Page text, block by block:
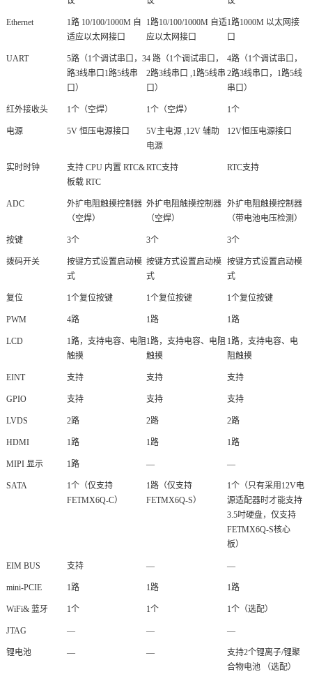
Ethernet
1路 10/100/1000M 自
适应以太网接口
1路10/100/1000M 自适
应以太网接口
1路1000M 以太网接
口
UART
5路（1个调试串口，3
路3线串口1路5线串
口）
4 路（1个调试串口，
2路3线串口 ,1路5线串
口）
4路（1个调试串口，
2路3线串口，1路5线
串口）
红外接收头 1个（空焊） 1个（空焊） 1个
电源 5V 恒压电源接口
5V主电源 ,12V 辅助
电源
12V恒压电源接口
实时时钟 支持 CPU 内置 RTC&
板载 RTC
RTC支持 RTC支持
ADC
外扩电阻触摸控制器
（空焊）
外扩电阻触摸控制器
（空焊）
外扩电阻触摸控制器
（带电池电压检测）
按键 3个 3个 3个
拨码开关
按键方式设置启动模
式
按键方式设置启动模
式
按键方式设置启动模
式
复位 1个复位按键 1个复位按键 1个复位按键
PWM 4路 1路 1路
LCD
1路，支持电容、电阻
触摸
1路，支持电容、电阻
触摸
1路，支持电容、电
阻触摸
EINT 支持 支持 支持
GPIO 支持 支持 支持
LVDS 2路 2路 2路
HDMI 1路 1路 1路
MIPI 显示 1路 — —
SATA
1个（仅支持
FETMX6Q-C）
1路（仅支持
FETMX6Q-S）
1个（只有采用12V电
源适配器时才能支持
3.5吋硬盘，仅支持
FETMX6Q-S核心
板）
EIM BUS 支持 — —
mini-PCIE 1路 1路 1路
WiFi& 蓝牙 1个 1个 1个（选配）
JTAG — — —
锂电池 — —
支持2个锂离子/锂聚
合物电池 （选配）